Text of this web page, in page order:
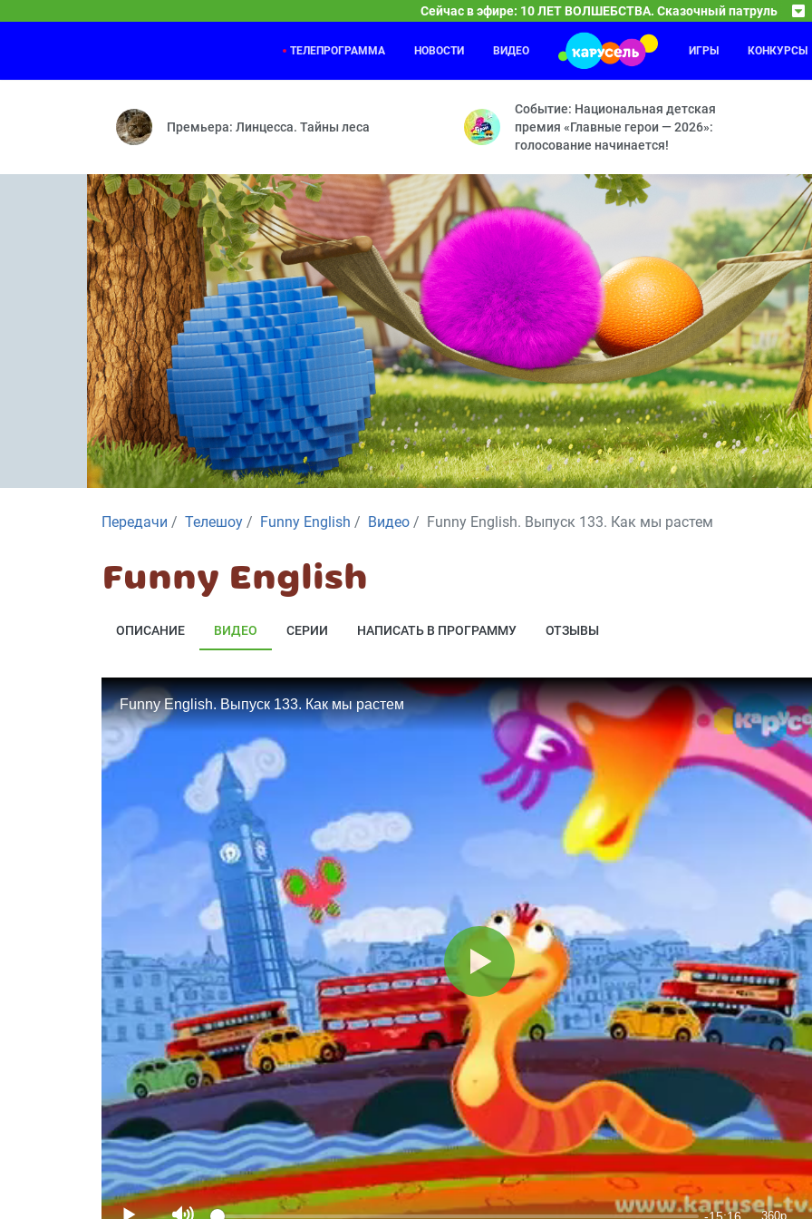
Сейчас в эфире: 10 ЛЕТ ВОЛШЕБСТВА. Сказочный патруль
10 ЛЕТ ВОЛШЕБСТВА. Сказочный
Новые герои — Сердце часов — Долгожданная
ТЕЛЕПРОГРАММА НОВОСТИ ВИДЕО ИГРЫ КОНКУРСЫ
Премьера: Линцесса. Тайны леса
Событие: Национальная детская
премия «Главные герои — 2026»:
голосование начинается!
Передачи Телешоу Funny English Видео Funny English. Выпуск 133. Как мы растем
Funny English
ОПИСАНИЕ ВИДЕО СЕРИИ НАПИСАТЬ В ПРОГРАММУ ОТЗЫВЫ